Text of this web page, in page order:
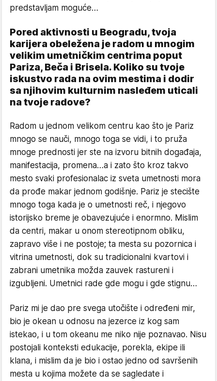
predstavljam moguće…
Pored aktivnosti u Beogradu, tvoja
karijera obeležena je radom u mnogim
velikim umetničkim centrima poput
Pariza, Beča i Brisela. Koliko su tvoje
iskustvo rada na ovim mestima i dodir
sa njihovim kulturnim nasleđem uticali
na tvoje radove?
Radom u jednom velikom centru kao što je Pariz
mnogo se nauči, mnogo toga se vidi, i to pruža
mnoge prednosti jer ste na izvoru bitnih događaja,
manifestacija, promena…a i zato što kroz takvo
mesto svaki profesionalac iz sveta umetnosti mora
da prođe makar jednom godišnje. Pariz je stecište
mnogo toga kada je o umetnosti reč, i njegovo
istorijsko breme je obavezujuće i enormno. Mislim
da centri, makar u onom stereotipnom obliku,
zapravo više i ne postoje; ta mesta su pozornica i
vitrina umetnosti, dok su tradicionalni kvartovi i
zabrani umetnika možda zauvek rastureni i
izgubljeni. Umetnici rade gde mogu i gde stignu…
Pariz mi je dao pre svega utočište i određeni mir,
bio je okean u odnosu na jezerce iz kog sam
istekao, i u tom okeanu me niko nije poznavao. Nisu
postojali konteksti edukacije, porekla, ekipe ili
klana, i mislim da je bio i ostao jedno od savršenih
mesta u kojima možete da se sagledate i